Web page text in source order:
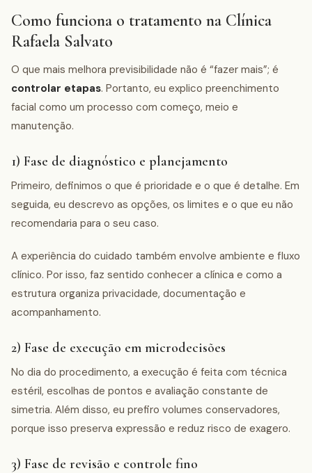
Como funciona o tratamento na Clínica
Rafaela Salvato
O que mais melhora previsibilidade não é “fazer mais”; é
controlar etapas. Portanto, eu explico preenchimento
facial como um processo com começo, meio e
manutenção.
1) Fase de diagnóstico e planejamento
Primeiro, definimos o que é prioridade e o que é detalhe. Em
seguida, eu descrevo as opções, os limites e o que eu não
recomendaria para o seu caso.
A experiência do cuidado também envolve ambiente e fluxo
clínico. Por isso, faz sentido conhecer a clínica e como a
estrutura organiza privacidade, documentação e
acompanhamento.
2) Fase de execução em microdecisões
No dia do procedimento, a execução é feita com técnica
estéril, escolhas de pontos e avaliação constante de
simetria. Além disso, eu prefiro volumes conservadores,
porque isso preserva expressão e reduz risco de exagero.
3) Fase de revisão e controle fino